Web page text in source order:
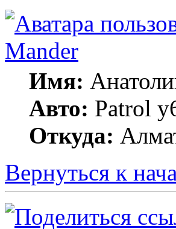
Mander
Имя:
Авто: Patrol
Откуда:
Вернуться к